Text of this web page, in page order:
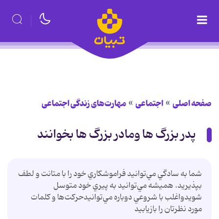
صفحه اصلی اجتماعی مهارت‌های زندگی اجتماعی
پدر بزرگ ها ومادر بزرگ ها بخوانند
شما به سادگي مي‌توانيد فراموشكاري خود را با متانت و لطف
بپذيريد. هميشه مي‌توانيد به پيري خود متوسل
شويدواغلب با شروعي دوباره مي‌توانيدحركت‌ها و كلمات
مورد نظرتان را بازيابید